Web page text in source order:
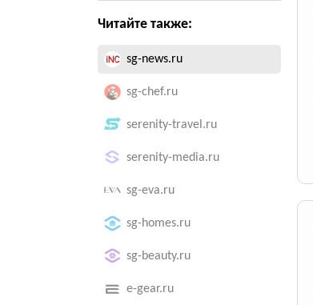
Читайте также:
sg-news.ru
sg-chef.ru
serenity-travel.ru
serenity-media.ru
sg-eva.ru
sg-homes.ru
sg-beauty.ru
e-gear.ru